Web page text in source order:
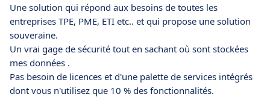
Une solution qui répond aux besoins de toutes les
entreprises TPE, PME, ETI etc.. et qui propose une solution
souveraine.
Un vrai gage de sécurité tout en sachant où sont stockées
mes données .
Pas besoin de licences et d'une palette de services intégrés
dont vous n'utilisez que 10 % des fonctionnalités.